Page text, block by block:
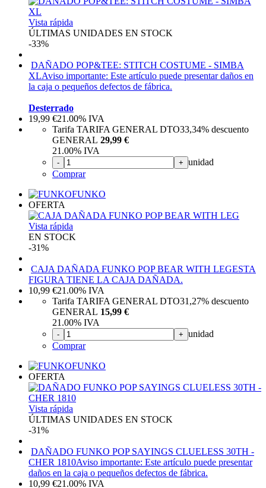
Vista rápida
ÚLTIMAS UNIDADES EN STOCK
-33%
DAÑADO POP&TEE: STITCH COSTUME - SIMBA
XLAviso importante: Este artículo puede presentar daños en
la caja o pequeños defectos de fábrica.
Desterrado
19,99 €21.00% IVA
Tarifa TARIFA GENERAL DTO33,34% descuento
GENERAL 29,99 €
21.00% IVA
- + unidad
Comprar
FUNKO
OFERTA
Vista rápida
EN STOCK
-31%
CAJA DAÑADA FUNKO POP BEAR WITH LEGESTA
FIGURA TIENE LA CAJA DAÑADA.
10,99 €21.00% IVA
Tarifa TARIFA GENERAL DTO31,27% descuento
GENERAL 15,99 €
21.00% IVA
- + unidad
Comprar
FUNKO
OFERTA
Vista rápida
ÚLTIMAS UNIDADES EN STOCK
-31%
DAÑADO FUNKO POP SAYINGS CLUELESS 30TH -
CHER 1810Aviso importante: Este artículo puede presentar
daños en la caja o pequeños defectos de fábrica.
10,99 €21.00% IVA